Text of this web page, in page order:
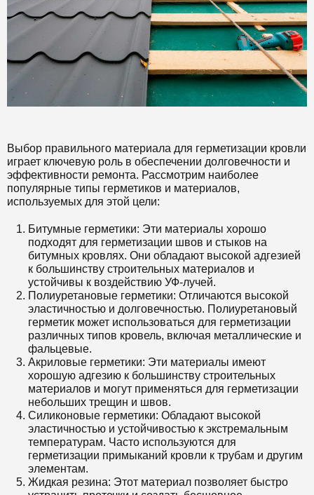
Выбор правильного материала для герметизации кровли
играет ключевую роль в обеспечении долговечности и
эффективности ремонта. Рассмотрим наиболее
популярные типы герметиков и материалов,
используемых для этой цели:
Битумные герметики: Эти материалы хорошо
подходят для герметизации швов и стыков на
битумных кровлях. Они обладают высокой адгезией
к большинству строительных материалов и
устойчивы к воздействию УФ-лучей.
Полиуретановые герметики: Отличаются высокой
эластичностью и долговечностью. Полиуретановый
герметик может использоваться для герметизации
различных типов кровель, включая металлические и
фальцевые.
Акриловые герметики: Эти материалы имеют
хорошую адгезию к большинству строительных
материалов и могут применяться для герметизации
небольших трещин и швов.
Силиконовые герметики: Обладают высокой
эластичностью и устойчивостью к экстремальным
температурам. Часто используются для
герметизации примыканий кровли к трубам и другим
элементам.
Жидкая резина: Этот материал позволяет быстро